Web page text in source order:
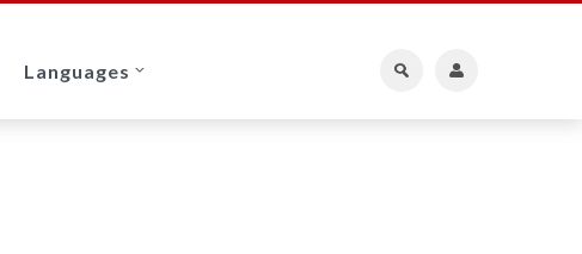
Languages